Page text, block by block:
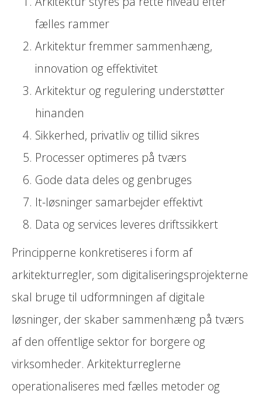
fælles rammer
Arkitektur fremmer sammenhæng,
innovation og effektivitet
Arkitektur og regulering understøtter
hinanden
Sikkerhed, privatliv og tillid sikres
Processer optimeres på tværs
Gode data deles og genbruges
It-løsninger samarbejder effektivt
Data og services leveres driftssikkert
Principperne konkretiseres i form af
arkitekturregler, som digitaliseringsprojekterne
skal bruge til udformningen af digitale
løsninger, der skaber sammenhæng på tværs
af den offentlige sektor for borgere og
virksomheder. Arkitekturreglerne
operationaliseres med fælles metoder og